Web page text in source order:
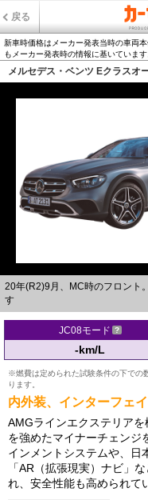
戻る
新車時価格はメーカー発表当時の車両
もメーカー発表時の情報に基いています
メルセデス・ベンツ Eクラスオ
20年(R2)9月、MC時のフロント
す
JC08モード
-km/L
※燃費は定められた試験条件の下での
ります。
内外装、インターフェ
AMGラインエクステリア
を強めたマイナーチェンジ
インメントシステムや、日
「AR（拡張現実）ナビ」
れ、安全性能も高められて